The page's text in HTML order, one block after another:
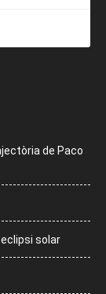
de Paco
solar